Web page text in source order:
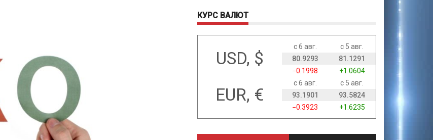
КУРС ВАЛЮТ
USD, $
с 6 авг.
с 5 авг.
80.9293
81.1291
−0.1998
+1.0604
EUR, €
с 6 авг.
с 5 авг.
93.1901
93.5824
−0.3923
+1.6235